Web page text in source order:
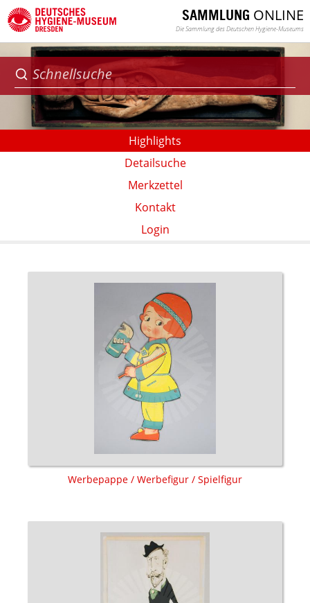
SAMMLUNG ONLINE
Die Sammlung des Deutschen Hygiene-Museums
Highlights
Detailsuche
Merkzettel
Kontakt
Login
Werbepappe / Werbefigur / Spielfigur